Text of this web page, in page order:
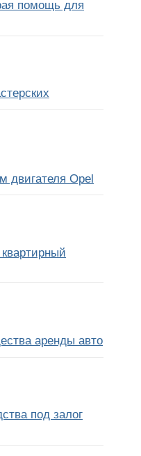
помощь для
двигателя Opel
аренды авто
под залог